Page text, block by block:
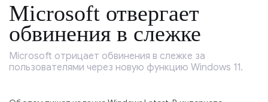
Microsoft отвергает
обвинения в слежке
Microsoft отрицает обвинения в слежке за
пользователями через новую функцию Windows 11.